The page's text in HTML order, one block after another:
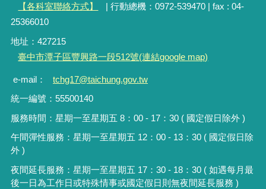
【各科室聯絡方式】
| 行動總機：0972-539470 | fax : 04-
25366010
地址：427215
臺中市潭子區豐興路一段512號(連結google map)
e-mail：
tchg17@taichung.gov.tw
統一編號：55500140
服務時間：星期一至星期五 8：00 - 17：30 ( 國定假日除外 )
午間彈性服務：星期一至星期五 12：00 - 13：30 ( 國定假日除
外 )
夜間延長服務：星期一至星期五 17：30 - 18：30 ( 如遇每月最
後一日為工作日或特殊情事或國定假日則無夜間延長服務 )